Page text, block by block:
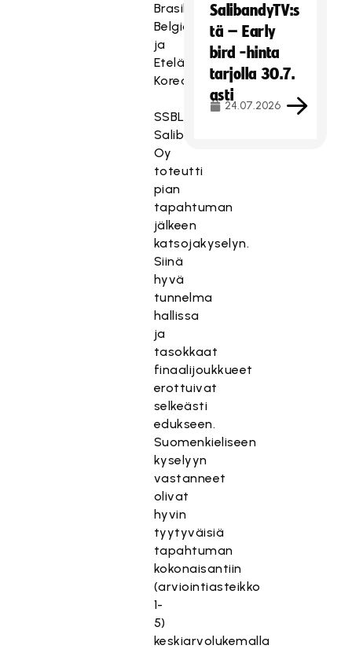
Brasiliasta,
Belgiasta
ja
Etelä-
Koreasta.
SSBL
Salibandy
Oy
toteutti
pian
tapahtuman
jälkeen
katsojakyselyn.
Siinä
hyvä
tunnelma
hallissa
ja
tasokkaat
finaalijoukkueet
erottuivat
selkeästi
edukseen.
Suomenkieliseen
kyselyyn
vastanneet
olivat
hyvin
tyytyväisiä
tapahtuman
kokonaisantiin
(arviointiasteikko
1-
5)
keskiarvolukemalla
SalibandyTV:s
tä – Early
bird -hinta
tarjolla 30.7.
asti
24.07.2026